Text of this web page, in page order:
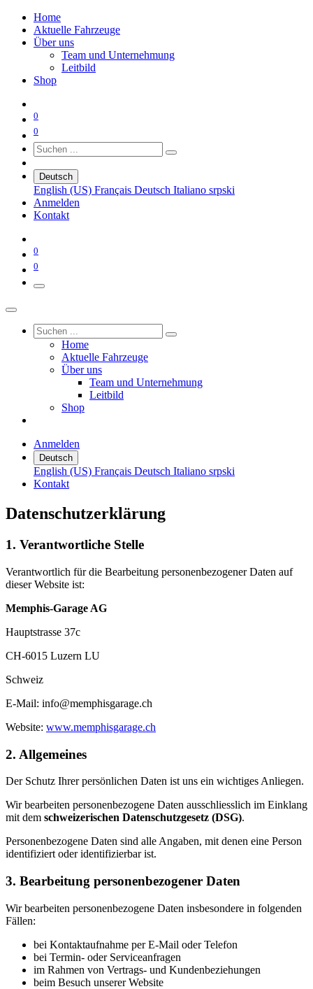
Home
Aktuelle Fahrzeuge
Über uns
Team und Unternehmung
Leitbild
Shop
0
0
Deutsch
English (US) Français Deutsch Italiano srpski
Anmelden
Kontakt
0
0
Home
Aktuelle Fahrzeuge
Über uns
Team und Unternehmung
Leitbild
Shop
Anmelden
Deutsch
English (US) Français Deutsch Italiano srpski
Kontakt
Datenschutzerklärung
1. Verantwortliche Stelle
Verantwortlich für die Bearbeitung personenbezogener Daten auf
dieser Website ist:
Memphis-Garage AG
Hauptstrasse 37c
CH-6015 Luzern LU
Schweiz
E-Mail: info@memphisgarage.ch
Website: www.memphisgarage.ch
2. Allgemeines
Der Schutz Ihrer persönlichen Daten ist uns ein wichtiges Anliegen.
Wir bearbeiten personenbezogene Daten ausschliesslich im Einklang
mit dem schweizerischen Datenschutzgesetz (DSG).
Personenbezogene Daten sind alle Angaben, mit denen eine Person
identifiziert oder identifizierbar ist.
3. Bearbeitung personenbezogener Daten
Wir bearbeiten personenbezogene Daten insbesondere in folgenden
Fällen:
bei Kontaktaufnahme per E-Mail oder Telefon
bei Termin- oder Serviceanfragen
im Rahmen von Vertrags- und Kundenbeziehungen
beim Besuch unserer Website